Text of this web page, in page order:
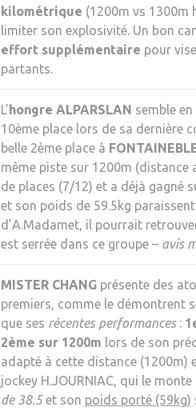
kilométrique (1200m vs 1300m
limiter son explosivité. Un bon
effort supplémentaire pour
partants.
L’hongre ALPARSLAN semble
10ème place lors de sa dernière
belle 2ème place à
même piste sur 1200m (distance
de places (7/12) et a déjà gagné
et son poids de 59.5kg
d’A.Madamet, il pourrait
est serrée dans ce groupe – avis
MISTER CHANGprésente des
premiers, comme le démontrent
que ses récentes performances:
2ème sur 1200m lors de son
adapté à cette distance (1200m)
jockey H.JOURNIAC, qui le
de 38.5et son poids porté (59kg)